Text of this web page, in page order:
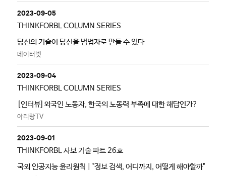
2023-09-05
THINKFORBL COLUMN SERIES
당신의 기술이 당신을 범법자로 만들 수 있다
데이터넷
2023-09-04
THINKFORBL COLUMN SERIES
[인터뷰]외국인 노동자, 한국의 노동력 부족에 대한 해답인가?
아리랑TV
2023-09-01
THINKFORBL 사보 기술 파트 26호
국외 인공지능 윤리원칙 | "정보 검색, 어디까지, 어떻게 해야할까"